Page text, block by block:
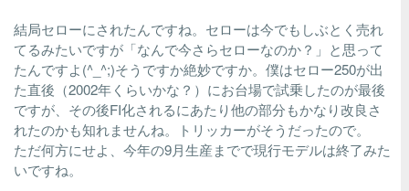
結局セローにされたんですね。セローは今でもしぶとく売れ
てるみたいですが「なんで今さらセローなのか？」と思って
たんですよ(^_^;)そうですか絶妙ですか。僕はセロー250が出
た直後（2002年くらいかな？）にお台場で試乗したのが最後
ですが、その後FI化されるにあたり他の部分もかなり改良さ
れたのかも知れませんね。トリッカーがそうだったので。
ただ何方にせよ、今年の9月生産までで現行モデルは終了みた
いですね。